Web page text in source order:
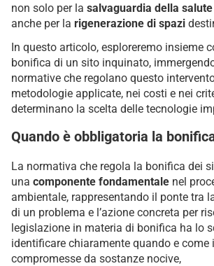
non solo per la salvaguardia della
anche per la rigenerazione di spazi
In questo articolo, esploreremo insieme
bonifica di un sito inquinato,
normative che regolano questo
metodologie applicate, nei costi e nei
determinano la scelta delle tecnologie
Quando è obbligatoria la
La normativa che regola la bonifica dei
una componente fondamentale nel
ambientale, rappresentando il ponte tra
di un problema e l’azione concreta per
legislazione in materia di bonifica ha lo
identificare chiaramente quando e come
compromesse da sostanze nocive,